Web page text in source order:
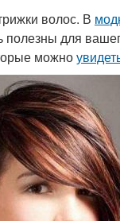
волос. В
полезны для
можно